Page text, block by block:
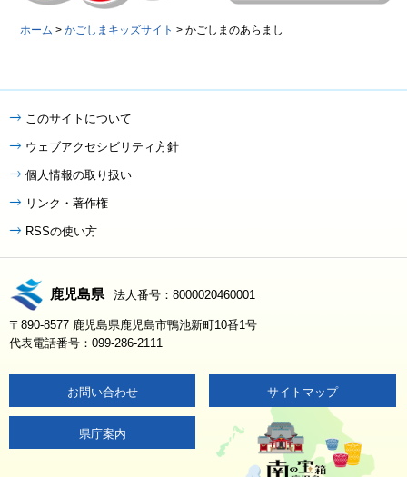
ホーム > かごしまキッズサイト > かごしまのあらまし
このサイトについて
ウェブアクセシビリティ方針
個人情報の取り扱い
リンク・著作権
RSSの使い方
鹿児島県 法人番号：8000020460001
〒890-8577 鹿児島県鹿児島市鴨池新町10番1号
代表電話番号：099-286-2111
お問い合わせ サイトマップ
県庁案内